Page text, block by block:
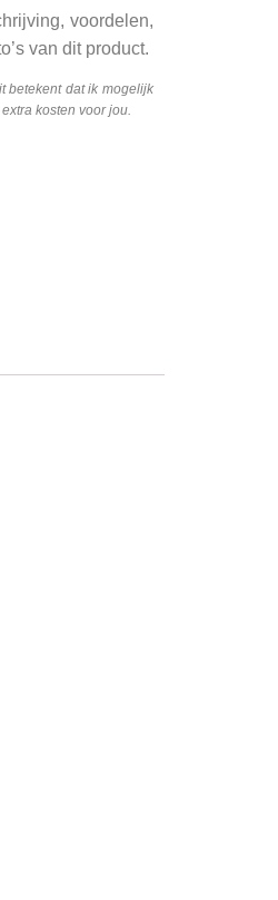
voordelen,
van dit product.
betekent dat ik mogelijk
kosten voor jou.